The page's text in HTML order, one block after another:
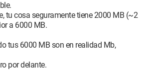
tu cosa seguramente tiene 2000 MB (~2
a 6000 MB.
tus 6000 MB son en realidad Mb,
por delante.